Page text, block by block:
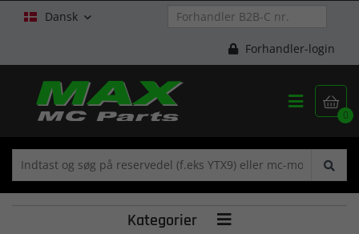
Dansk 
Forhandler-login

0

Kategorier 